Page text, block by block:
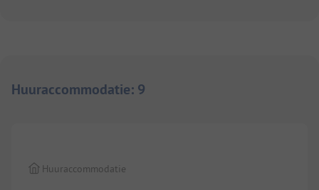
Huuraccommodatie: 9
Huuraccommodatie